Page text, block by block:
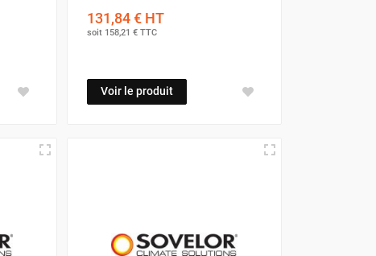
131,84 €HT
soit 158,21 €TTC
Voir le produit